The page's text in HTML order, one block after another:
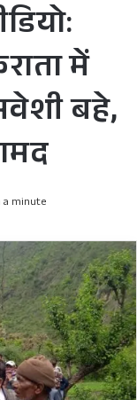
में
बहे,
a minute